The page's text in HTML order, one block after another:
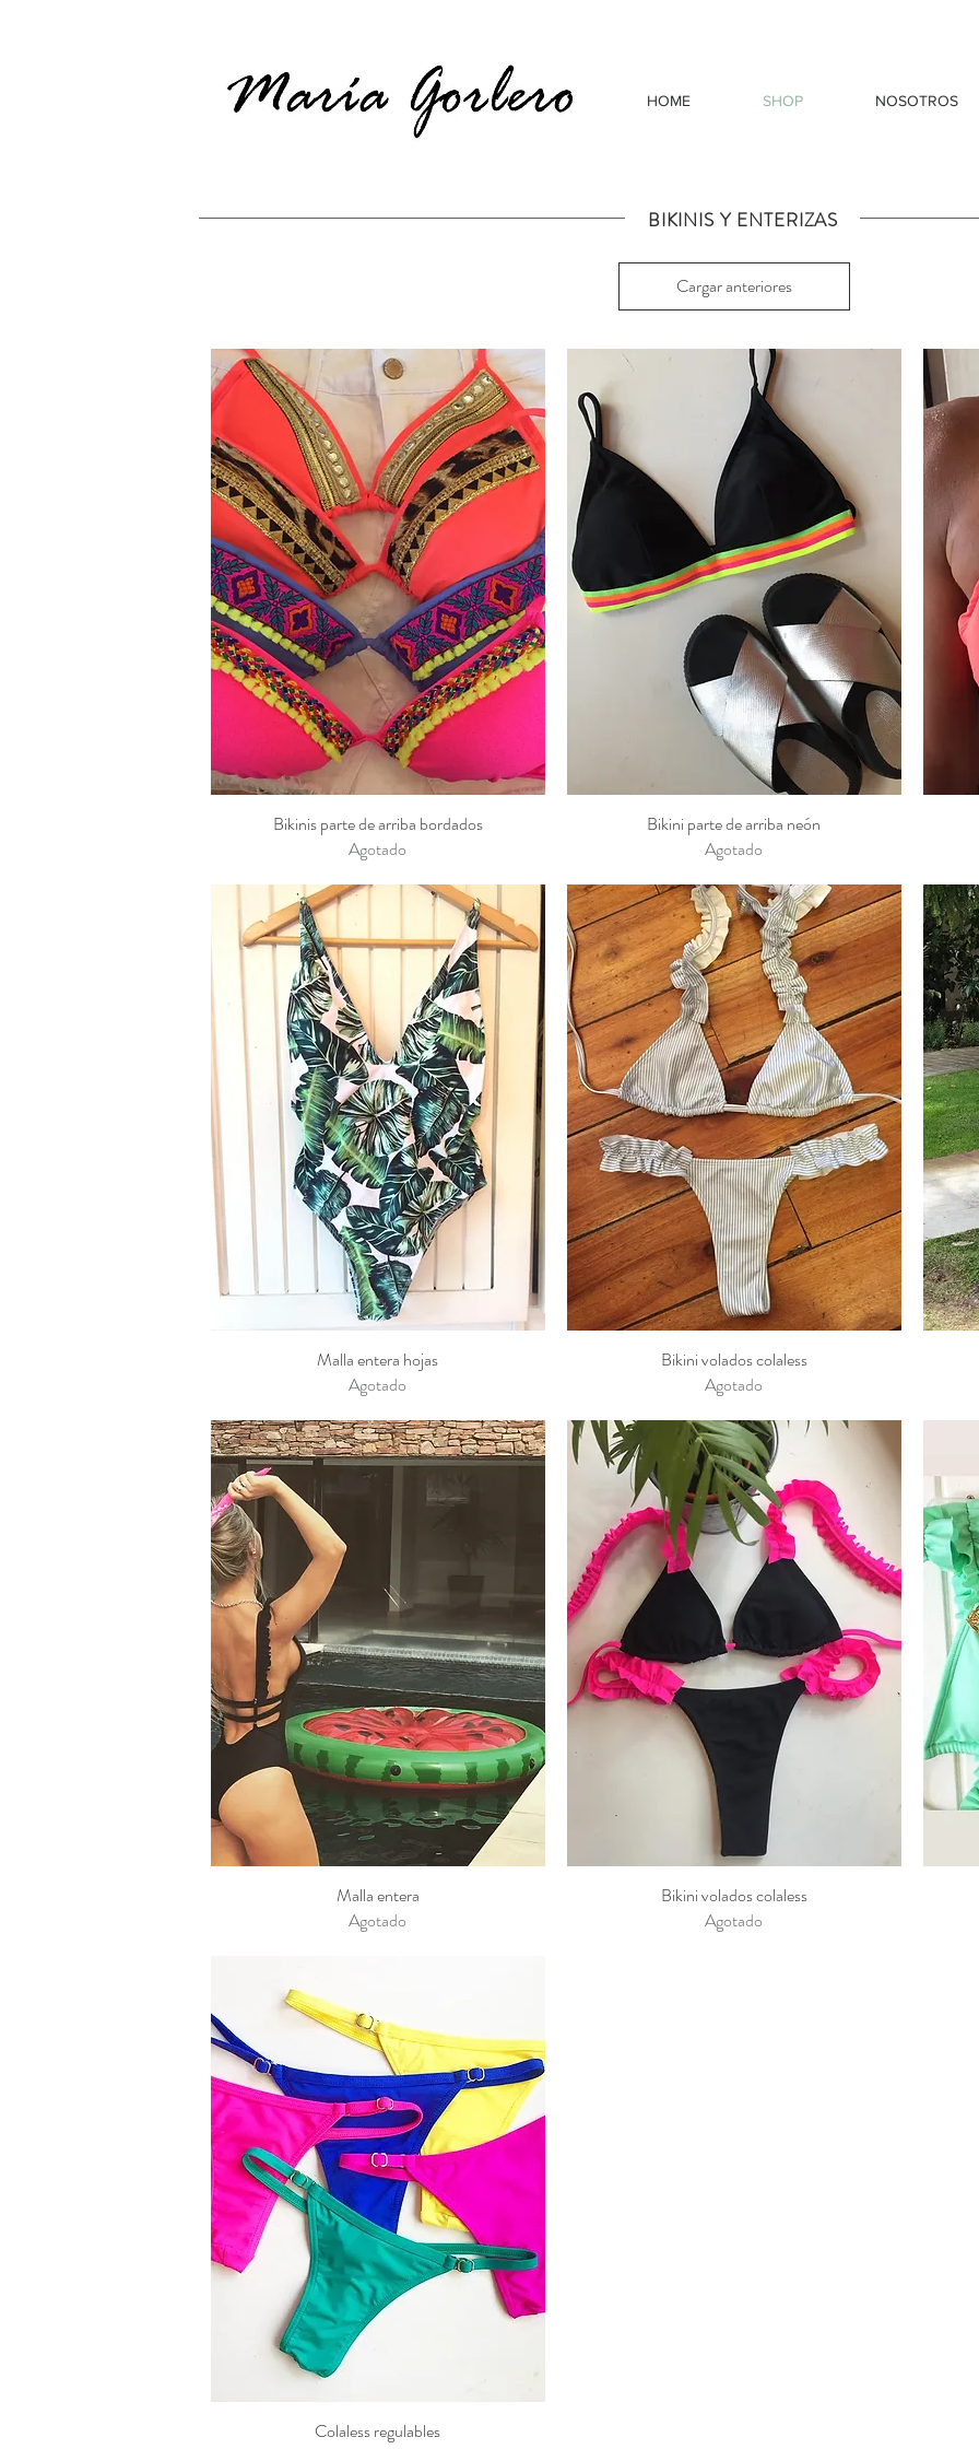
HOME SHOP NOSOTROS
BIKINIS Y ENTERIZAS
Cargar anteriores
Vista rápida
Bikinis parte de arriba bordados
Agotado
Vista rápida
Bikini parte de arriba neón
Agotado
Vista rápida
Malla entera hojas
Agotado
Vista rápida
Bikini volados colaless
Agotado
Vista rápida
Malla entera
Agotado
Vista rápida
Bikini volados colaless
Agotado
Vista rápida
Colaless regulables